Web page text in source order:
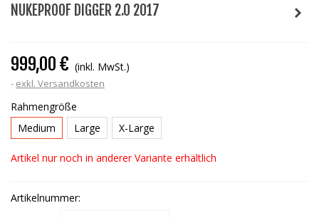
NUKEPROOF DIGGER 2.0 2017
999,00 € (inkl. MwSt.)
exkl. Versandkosten
Rahmengröße
Medium
Large X-Large
Artikel nur noch in anderer Variante erhältlich
Artikelnummer: